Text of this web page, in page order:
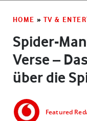
HOME » TV &
Spider-
Verse –
über die
Featured